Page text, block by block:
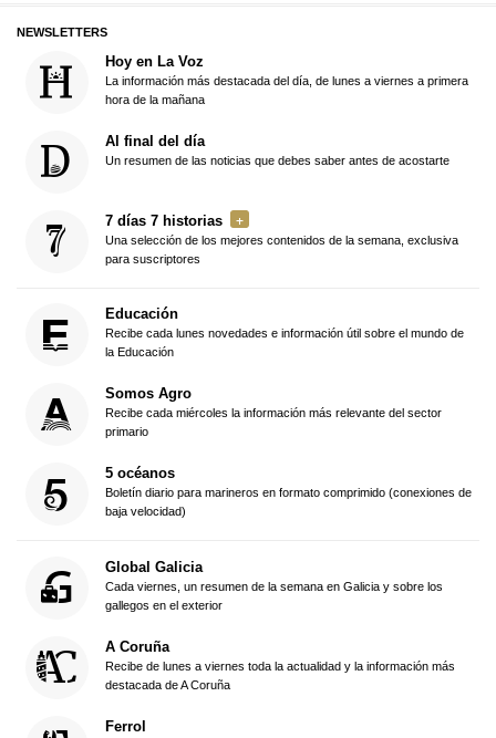
NEWSLETTERS
Hoy en La Voz
La información más destacada del día, de lunes a viernes a primera
hora de la mañana
Al final del día
Un resumen de las noticias que debes saber antes de acostarte
7 días 7 historias
Una selección de los mejores contenidos de la semana, exclusiva
para suscriptores
Educación
Recibe cada lunes novedades e información útil sobre el mundo de
la Educación
Somos Agro
Recibe cada miércoles la información más relevante del sector
primario
5 océanos
Boletín diario para marineros en formato comprimido (conexiones de
baja velocidad)
Global Galicia
Cada viernes, un resumen de la semana en Galicia y sobre los
gallegos en el exterior
A Coruña
Recibe de lunes a viernes toda la actualidad y la información más
destacada de A Coruña
Ferrol